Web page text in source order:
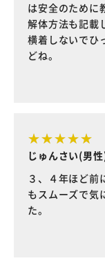
は安全のために
解体方法も記載
横着しないでひ
どね。
じゅんさい(男
３、４年ほど前
もスムーズで気
た。